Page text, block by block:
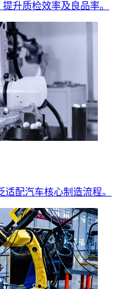
升质检效率及良品率。
适配汽车核心制造流程。